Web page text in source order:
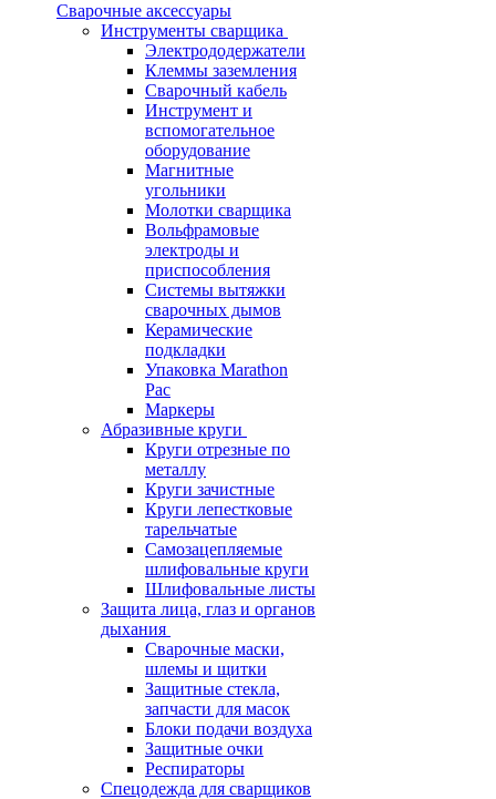
Сварочные аксессуары
Инструменты сварщика
Электрододержатели
Клеммы заземления
Сварочный кабель
Инструмент и
вспомогательное
оборудование
Магнитные
угольники
Молотки сварщика
Вольфрамовые
электроды и
приспособления
Системы вытяжки
сварочных дымов
Керамические
подкладки
Упаковка Marathon
Pac
Маркеры
Абразивные круги
Круги отрезные по
металлу
Круги зачистные
Круги лепестковые
тарельчатые
Самозацепляемые
шлифовальные круги
Шлифовальные листы
Защита лица, глаз и органов
дыхания
Сварочные маски,
шлемы и щитки
Защитные стекла,
запчасти для масок
Блоки подачи воздуха
Защитные очки
Респираторы
Спецодежда для сварщиков